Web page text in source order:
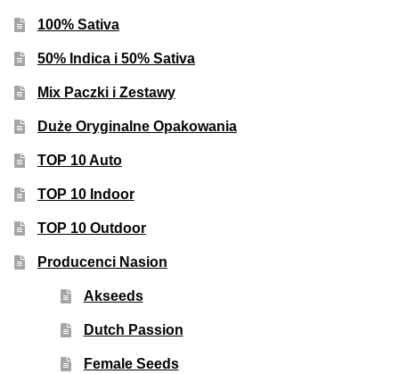
100% Sativa
50% Indica i 50% Sativa
Mix Paczki i Zestawy
Duże Oryginalne Opakowania
TOP 10 Auto
TOP 10 Indoor
TOP 10 Outdoor
Producenci Nasion
Akseeds
Dutch Passion
Female Seeds